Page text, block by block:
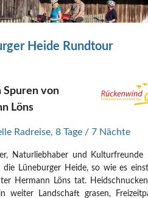
Heide Rundtour
Spuren von
Löns
Radreise,8 Tage / 7 Nächte
Naturliebhaber und Kulturfreunde
die Lüneburger Heide, so wie es
Hermann Löns tat.
weiter Landschaft grasen,